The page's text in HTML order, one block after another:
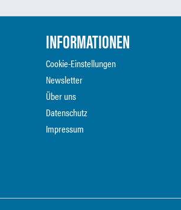
INFORMATIONEN
Cookie-Einstellungen
Newsletter
Über uns
Datenschutz
Impressum